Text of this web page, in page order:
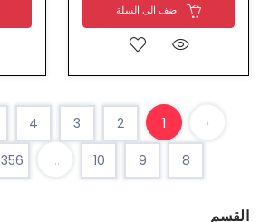
اضف الى السلة
‹
1
2
3
4
8
9
10
...
356
القسم